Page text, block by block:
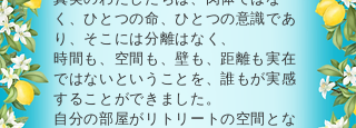
く、ひとつの命、ひとつの意識であ
り、そこには分離はなく、
時間も、空間も、壁も、距離も実在
ではないということを、誰もが実感
することができました。
自分の部屋がリトリートの空間とな